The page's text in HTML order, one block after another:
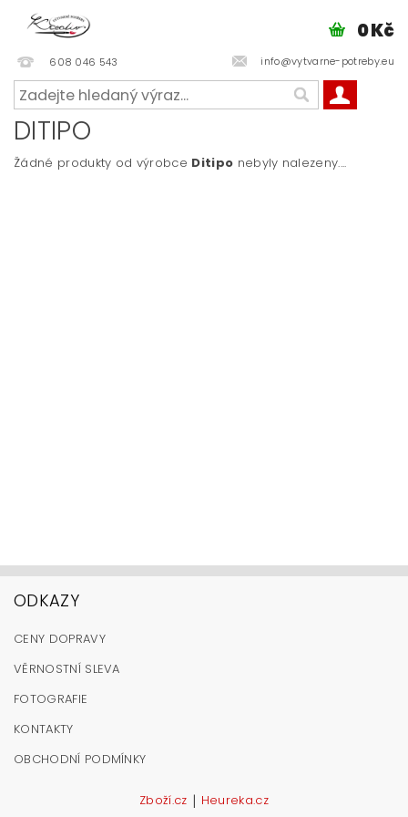
608 046 543 info@vytvarne-potreby.eu
0 Kč
DITIPO
Žádné produkty od výrobce Ditipo nebyly nalezeny....
ODKAZY
CENY DOPRAVY
VĚRNOSTNÍ SLEVA
FOTOGRAFIE
KONTAKTY
OBCHODNÍ PODMÍNKY
Zboží.cz | Heureka.cz